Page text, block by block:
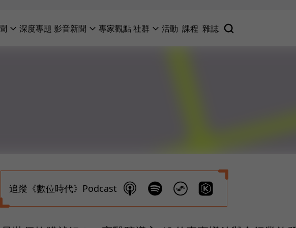
深度專題 影音新聞 專家觀點社群 活動 課程 雜誌
追蹤《數位時代》Podcast